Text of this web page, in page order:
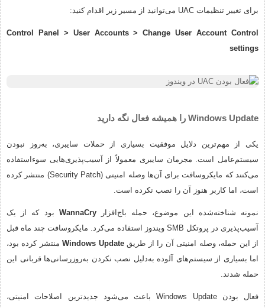
برای تغییر تنظیمات UAC می‌توانید از مسیر زیر اقدام کنید:
Control Panel > User Accounts > Change User Account Control
settings
Windows Update را همیشه فعال نگه دارید
یکی از مهم‌ترین دلایل موفقیت بسیاری از حملات سایبری، به‌روز نبودن
سیستم‌عامل است. مجرمان سایبری معمولاً از آسیب‌پذیری‌هایی سوءاستفاده
می‌کنند که مایکروسافت برای آن‌ها وصله امنیتی (Security Patch) منتشر کرده
است، اما کاربر هنوز آن را نصب نکرده است.
نمونه شناخته‌شده این موضوع، حمله باج‌افزارWannaCry بود که از یک
آسیب‌پذیری در پروتکل SMB ویندوز استفاده می‌کرد. مایکروسافت چند ماه قبل
از این حمله، وصله امنیتی آن را از طریقWindows Updateمنتشر کرده بود،
اما بسیاری از سیستم‌های آلوده به‌دلیل نصب نکردن به‌روزرسانی‌ها قربانی این
حمله شدند.
فعال بودن Windows Update باعث می‌شود جدیدترین اصلاحات امنیتی،